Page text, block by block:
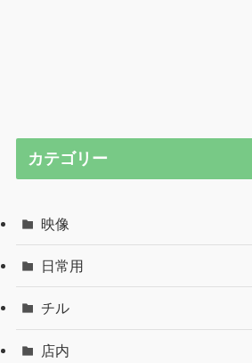
カテゴリー
映像
日常用
チル
店内